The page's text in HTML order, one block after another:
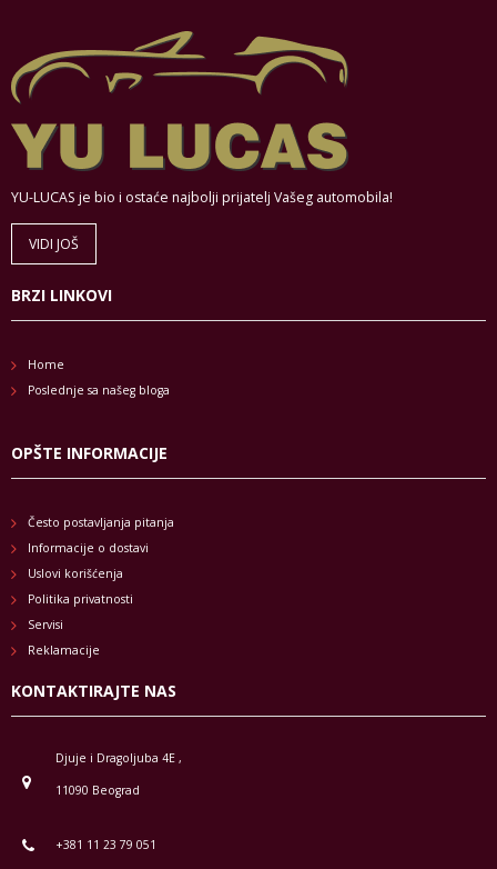
YU-LUCAS je bio i ostaće najbolji prijatelj Vašeg automobila!
VIDI JOŠ
BRZI LINKOVI
Home
Poslednje sa našeg bloga
OPŠTE INFORMACIJE
Često postavljanja pitanja
Informacije o dostavi
Uslovi korišćenja
Politika privatnosti
Servisi
Reklamacije
KONTAKTIRAJTE NAS
Djuje i Dragoljuba 4E ,
11090 Beograd
+381 11 23 79 051